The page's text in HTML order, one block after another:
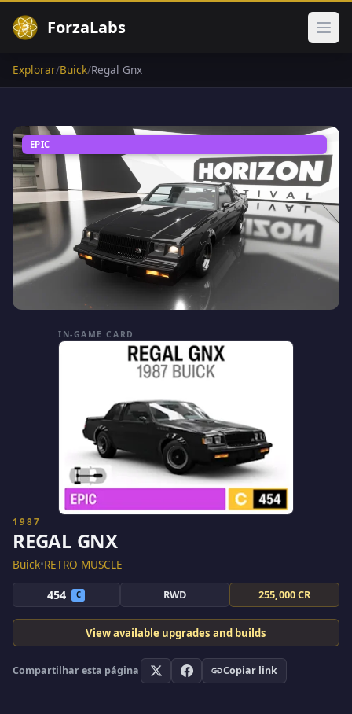
ForzaLabs
Explorar/Buick/Regal Gnx
EPIC
IN-GAME CARD
1987
REGAL GNX
Buick•RETRO MUSCLE
454 C RWD 255,000 CR
View available upgrades and builds
Compartilhar esta página Copiar link